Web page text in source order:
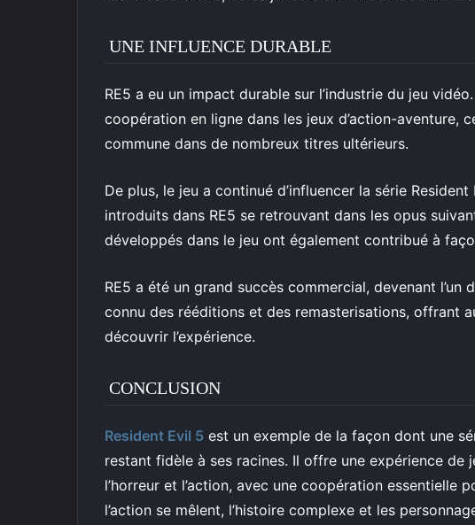
UNE INFLUENCE DURABLE
RE5 a eu un impact durable sur l’industrie du jeu
coopération en ligne dans les jeux d’action-aventure,
commune dans de nombreux titres ultérieurs.
De plus, le jeu a continué d’influencer la série
introduits dans RE5 se retrouvant dans les opus
développés dans le jeu ont également contribué à
RE5 a été un grand succès commercial, devenant l’un
connu des rééditions et des remasterisations, offrant
découvrir l’expérience.
CONCLUSION
Resident Evil 5 est un exemple de la façon dont une
restant fidèle à ses racines. Il offre une expérience de
l’horreur et l’action, avec une coopération essentielle
l’action se mêlent, l’histoire complexe et les